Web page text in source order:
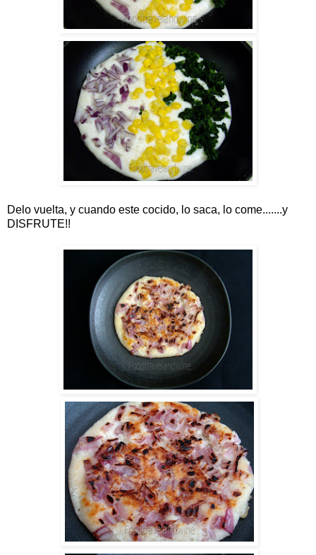
Delo vuelta, y cuando este cocido, lo saca, lo come.......y
DISFRUTE!!